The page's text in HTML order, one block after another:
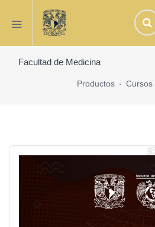
Facultad de Medicina
Productos Cursos